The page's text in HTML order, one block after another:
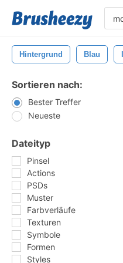
Hintergrund Blau
Sortieren nach:
Bester Treffer
Neueste
Dateityp
Pinsel
Actions
PSDs
Muster
Farbverläufe
Texturen
Symbole
Formen
Styles